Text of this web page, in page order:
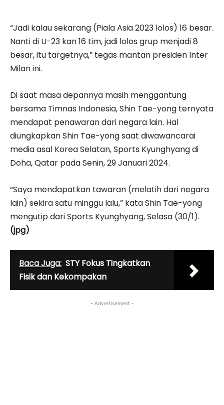
“Jadi kalau sekarang (Piala Asia 2023 lolos) 16 besar.
Nanti di U-23 kan 16 tim, jadi lolos grup menjadi 8
besar, itu targetnya,” tegas mantan presiden Inter
Milan ini.
Di saat masa depannya masih menggantung
bersama Timnas Indonesia, Shin Tae-yong ternyata
mendapat penawaran dari negara lain. Hal
diungkapkan Shin Tae-yong saat diwawancarai
media asal Korea Selatan, Sports Kyunghyang di
Doha, Qatar pada Senin, 29 Januari 2024.
“Saya mendapatkan tawaran (melatih dari negara
lain) sekira satu minggu lalu,” kata Shin Tae-yong
mengutip dari Sports Kyunghyang, Selasa (30/1).
(jpg)
Baca Juga: STY Fokus Tingkatkan
Fisik dan Kekompakan
- Advertisement -